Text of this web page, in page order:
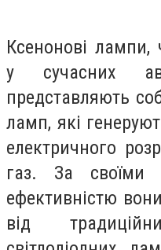
Ксенонові лампи,
у сучасних
представляють
ламп, які
електричного
газ. За своїми
ефективністю
від